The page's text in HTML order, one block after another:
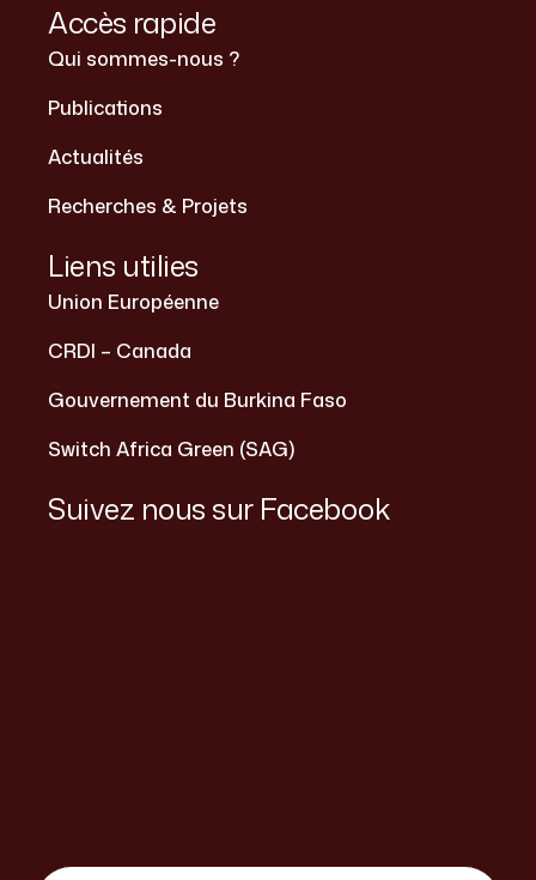
Accès rapide
Qui sommes-nous ?
Publications
Actualités
Recherches & Projets
Liens utilies
Union Européenne
CRDI – Canada
Gouvernement du Burkina Faso
Switch Africa Green (SAG)
Suivez nous sur Facebook